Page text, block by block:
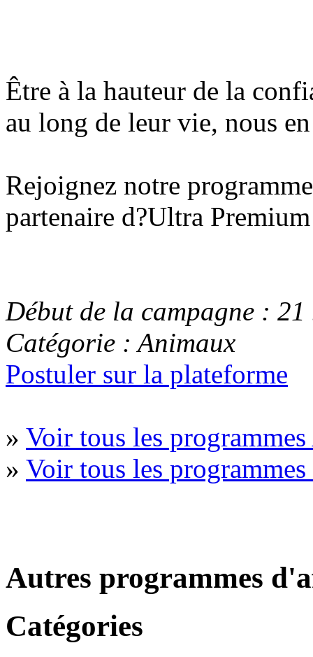
Être à la hauteur de la
au long de leur vie, nous
Rejoignez notre
partenaire d?Ultra
Début de la campagne :
Catégorie : Animaux
Postuler sur la plateforme
» Voir tous les
» Voir tous les
Autres programmes
Catégories